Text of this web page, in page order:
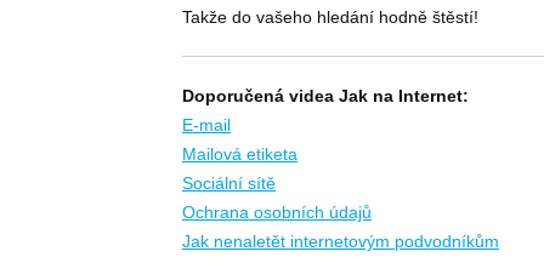
Takže do vašeho hledání hodně štěstí!
Doporučená videa Jak na Internet:
E-mail
Mailová etiketa
Sociální sítě
Ochrana osobních údajů
Jak nenaletět internetovým podvodníkům